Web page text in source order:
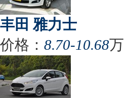
丰田 雅力士
价格： 8.70-10.68万